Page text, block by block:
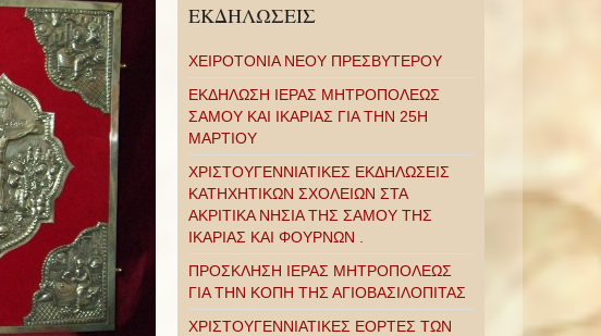
ΕΚΔΗΛΩΣΕΙΣ
ΧΕΙΡΟΤΟΝΙΑ ΝΕΟΥ ΠΡΕΣΒΥΤΕΡΟΥ
ΕΚΔΗΛΩΣΗ ΙΕΡΑΣ ΜΗΤΡΟΠΟΛΕΩΣ
ΣΑΜΟΥ ΚΑΙ ΙΚΑΡΙΑΣ ΓΙΑ ΤΗΝ 25Η
ΜΑΡΤΙΟΥ
ΧΡΙΣΤΟΥΓΕΝΝΙΑΤΙΚΕΣ ΕΚΔΗΛΩΣΕΙΣ
ΚΑΤΗΧΗΤΙΚΩΝ ΣΧΟΛΕΙΩΝ ΣΤΑ
ΑΚΡΙΤΙΚΑ ΝΗΣΙΑ ΤΗΣ ΣΑΜΟΥ ΤΗΣ
ΙΚΑΡΙΑΣ ΚΑΙ ΦΟΥΡΝΩΝ .
ΠΡΟΣΚΛΗΣΗ ΙΕΡΑΣ ΜΗΤΡΟΠΟΛΕΩΣ
ΓΙΑ ΤΗΝ ΚΟΠΗ ΤΗΣ ΑΓΙΟΒΑΣΙΛΟΠΙΤΑΣ
ΧΡΙΣΤΟΥΓΕΝΝΙΑΤΙΚΕΣ ΕΟΡΤΕΣ ΤΩΝ